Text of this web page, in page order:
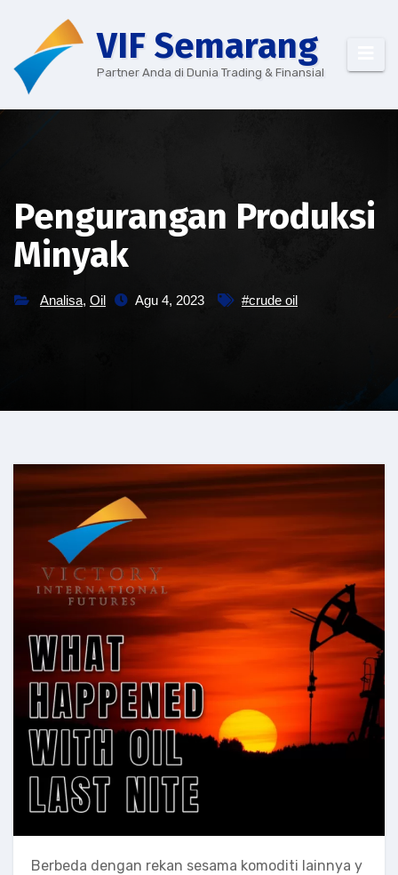
content
VIF Semarang
Partner Anda di Dunia Trading & Finansial
Pengurangan Produksi
Minyak
Analisa, Oil Agu 4, 2023 #crude oil
Berbeda dengan rekan sesama komoditi lainnya y